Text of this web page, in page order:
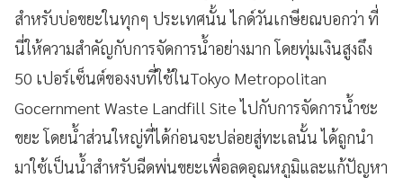
สำหรับบ่อขยะในทุกๆ ประเทศนั้น ไกด์วันเกษียณบอกว่า ที่
นี่ให้ความสำคัญกับการจัดการน้ำอย่างมาก โดยทุ่มเงินสูงถึง
50 เปอร์เซ็นต์ของงบที่ใช้ในTokyo Metropolitan
Gocernment Waste Landfill Site ไปกับการจัดการน้ำชะ
ขยะ โดยน้ำส่วนใหญ่ที่ได้ก่อนจะปล่อยสู่ทะเลนั้น ได้ถูกนำ
มาใช้เป็นน้ำสำหรับฉีดพ่นขยะเพื่อลดอุณหภูมิและแก้ปัญหา